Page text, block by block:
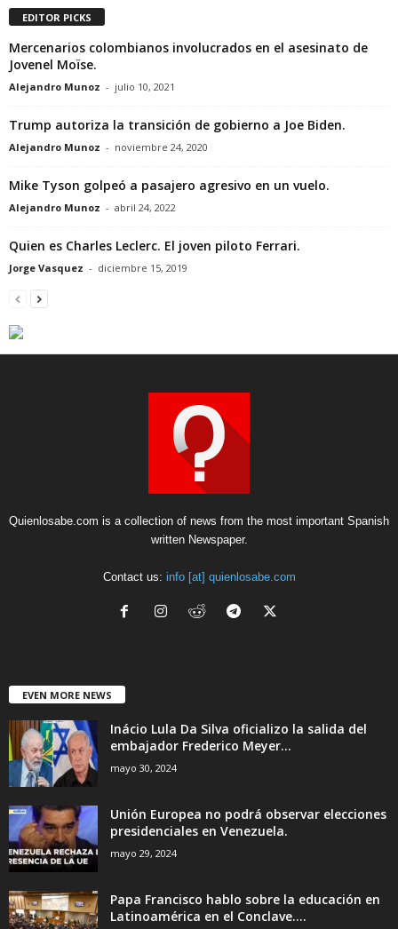
EDITOR PICKS
Mercenarios colombianos involucrados en el asesinato de
Jovenel Moïse.
Alejandro Munoz - julio 10, 2021
Trump autoriza la transición de gobierno a Joe Biden.
Alejandro Munoz - noviembre 24, 2020
Mike Tyson golpeó a pasajero agresivo en un vuelo.
Alejandro Munoz - abril 24, 2022
Quien es Charles Leclerc. El joven piloto Ferrari.
Jorge Vasquez - diciembre 15, 2019
Quienlosabe.com is a collection of news from the most important Spanish
written Newspaper.
Contact us: info [at] quienlosabe.com
EVEN MORE NEWS
Inácio Lula Da Silva oficializo la salida del
embajador Frederico Meyer...
mayo 30, 2024
Unión Europea no podrá observar elecciones
presidenciales en Venezuela.
mayo 29, 2024
Papa Francisco hablo sobre la educación en
Latinoamérica en el Conclave....